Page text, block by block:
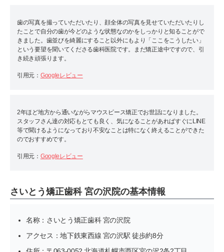
歯の写真を撮っていただいたり、顔全体の写真を見せていただいたりし
たことで自分の歯が今どのような状態なのかをしっかりと知ることがで
きました。歯並びを綺麗にすること以外にもより「ここをこうしたい」
という要望を聞いてくださる歯科医院です。まだ矯正途中ですので、引
き続き頑張ります。
引用元： Googleレビュー
2年ほど地方から通いながらマウスピース矯正でお世話になりました。
スタッフさん達の対応もとても良く、気になることがあればすぐにLINE
等で聞けるようになっており不安なことは特になく終えることができた
のでおすすめです。
引用元： Googleレビュー
さいとう矯正歯科 宮の沢院の基本情報
名称：さいとう矯正歯科 宮の沢院
アクセス：地下鉄東西線 宮の沢駅 徒歩約8分